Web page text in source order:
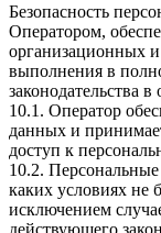
Безопасность
Оператором,
организационных
выполнения в
законодательства
10.1. Оператор
данных и
доступ к
10.2.
каких условиях не
исключением
действующего